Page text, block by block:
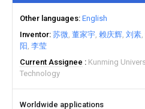
Other languages English
Inventor 苏微 董家宇 赖庆辉 刘素
阳 李莹
Current Assignee
Kunming
Technology
Worldwide applications